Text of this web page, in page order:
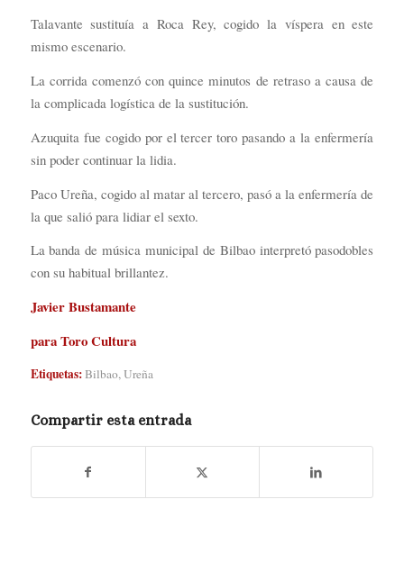
Talavante sustituía a Roca Rey, cogido la víspera en este
mismo escenario.
La corrida comenzó con quince minutos de retraso a causa de
la complicada logística de la sustitución.
Azuquita fue cogido por el tercer toro pasando a la enfermería
sin poder continuar la lidia.
Paco Ureña, cogido al matar al tercero, pasó a la enfermería de
la que salió para lidiar el sexto.
La banda de música municipal de Bilbao interpretó pasodobles
con su habitual brillantez.
Javier Bustamante
para Toro Cultura
Etiquetas:Bilbao,Ureña
Compartir esta entrada